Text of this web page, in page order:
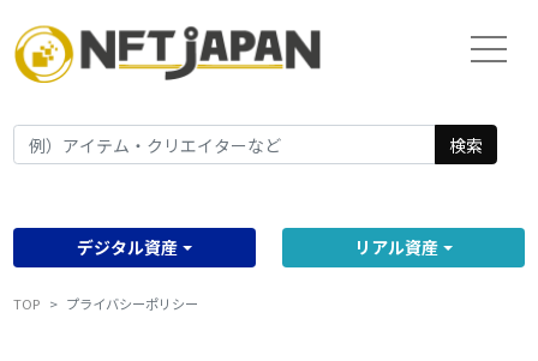
検索
デジタル資産 リアル資産
TOP プライバシーポリシー